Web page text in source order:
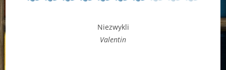
Niezwykli
Valentin